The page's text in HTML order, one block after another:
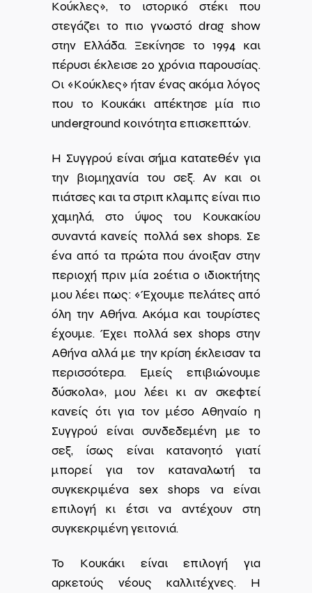
Κούκλες», το ιστορικό στέκι που
στεγάζει το πιο γνωστό drag show
στην Ελλάδα. Ξεκίνησε το 1994 και
πέρυσι έκλεισε 20 χρόνια παρουσίας.
Οι «Κούκλες» ήταν ένας ακόμα λόγος
που το Κουκάκι απέκτησε μία πιο
underground κοινότητα επισκεπτών.
Η Συγγρού είναι σήμα κατατεθέν για
την βιομηχανία του σεξ. Αν και οι
πιάτσες και τα στριπ κλαμπς είναι πιο
χαμηλά, στο ύψος του Κουκακίου
συναντά κανείς πολλά sex shops. Σε
ένα από τα πρώτα που άνοιξαν στην
περιοχή πριν μία 20έτια ο ιδιοκτήτης
μου λέει πως: «Έχουμε πελάτες από
όλη την Αθήνα. Ακόμα και τουρίστες
έχουμε. Έχει πολλά sex shops στην
Αθήνα αλλά με την κρίση έκλεισαν τα
περισσότερα. Εμείς επιβιώνουμε
δύσκολα», μου λέει κι αν σκεφτεί
κανείς ότι για τον μέσο Αθηναίο η
Συγγρού είναι συνδεδεμένη με το
σεξ, ίσως είναι κατανοητό γιατί
μπορεί για τον καταναλωτή τα
συγκεκριμένα sex shops να είναι
επιλογή κι έτσι να αντέχουν στη
συγκεκριμένη γειτονιά.
Το Κουκάκι είναι επιλογή για
αρκετούς νέους καλλιτέχνες. Η